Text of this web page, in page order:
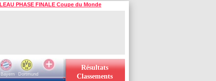
PHASE FINALE Coupe du Monde
Bayern
Dortmund
Résultats
Classements